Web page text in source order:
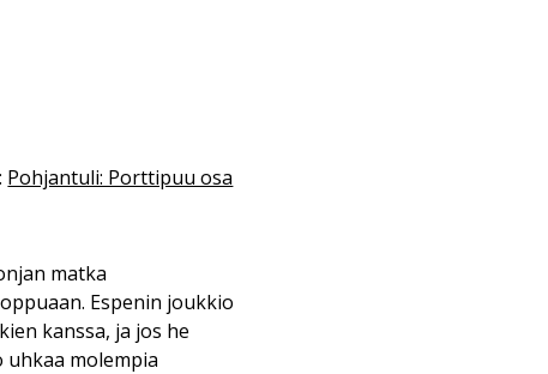
Pohjantuli: Porttipuu osa
matka
Espenin joukkio
kanssa, ja jos he
uhkaa molempia